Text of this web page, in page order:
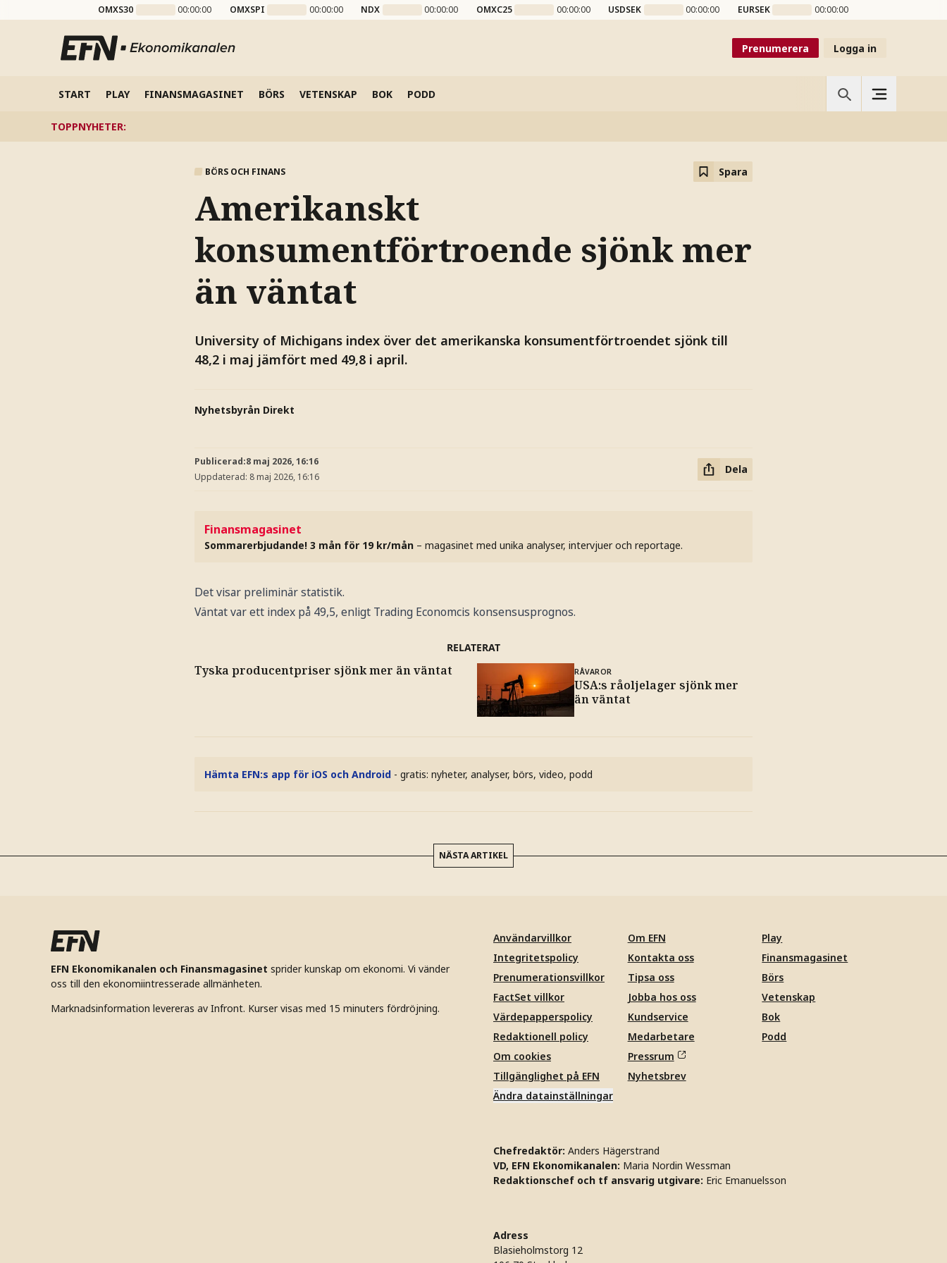
OMXS30 00:00:00 OMXSPI 00:00:00 NDX 00:00:00 OMXC25 00:00:00 USDSEK 00:00:00 EURSEK 00:00:00
Prenumerera Logga in
START PLAY FINANSMAGASINET BÖRS VETENSKAP BOK PODD
TOPPNYHETER:
BÖRS OCH FINANS Spara
Amerikanskt
konsumentförtroende sjönk mer
än väntat
University of Michigans index över det amerikanska konsumentförtroendet sjönk till
48,2 i maj jämfört med 49,8 i april.
Nyhetsbyrån Direkt
Publicerad:8 maj 2026, 16:16
Uppdaterad: 8 maj 2026, 16:16
Dela
Finansmagasinet
Sommarerbjudande! 3 mån för 19 kr/mån – magasinet med unika analyser, intervjuer och reportage.
Det visar preliminär statistik.
Väntat var ett index på 49,5, enligt Trading Economcis konsensusprognos.
RELATERAT
Tyska producentpriser sjönk mer än väntat RÅVAROR
USA:s råoljelager sjönk mer
än väntat
Hämta EFN:s app för iOS och Android - gratis: nyheter, analyser, börs, video, podd
NÄSTA ARTIKEL
EFN Ekonomikanalen och Finansmagasinet sprider kunskap om ekonomi. Vi vänder
oss till den ekonomiintresserade allmänheten.
Marknadsinformation levereras av Infront. Kurser visas med 15 minuters fördröjning.
Användarvillkor
Integritetspolicy
Prenumerationsvillkor
FactSet villkor
Värdepapperspolicy
Redaktionell policy
Om cookies
Tillgänglighet på EFN
Ändra datainställningar
Om EFN
Kontakta oss
Tipsa oss
Jobba hos oss
Kundservice
Medarbetare
Pressrum
Nyhetsbrev
Play
Finansmagasinet
Börs
Vetenskap
Bok
Podd
Chefredaktör: Anders Hägerstrand
VD, EFN Ekonomikanalen: Maria Nordin Wessman
Redaktionschef och tf ansvarig utgivare: Eric Emanuelsson
Adress
Blasieholmstorg 12